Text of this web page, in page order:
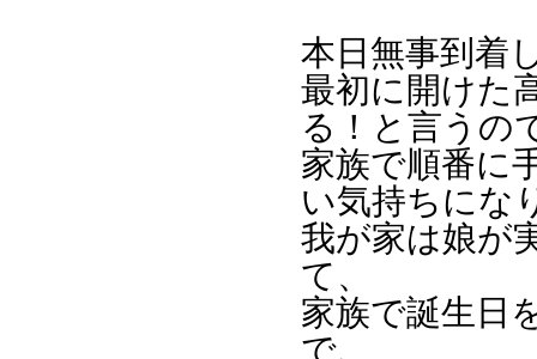
本日無事到着
最初に開けた
る！と言うの
家族で順番に
い気持ちにな
我が家は娘が
て、
家族で誕生日
で、